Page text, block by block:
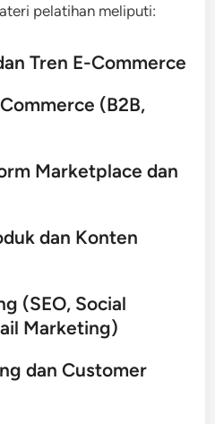
pelatihan meliputi:
Tren E-Commerce
(B2B,
Marketplace dan
dan Konten
(SEO, Social
Marketing)
dan Customer